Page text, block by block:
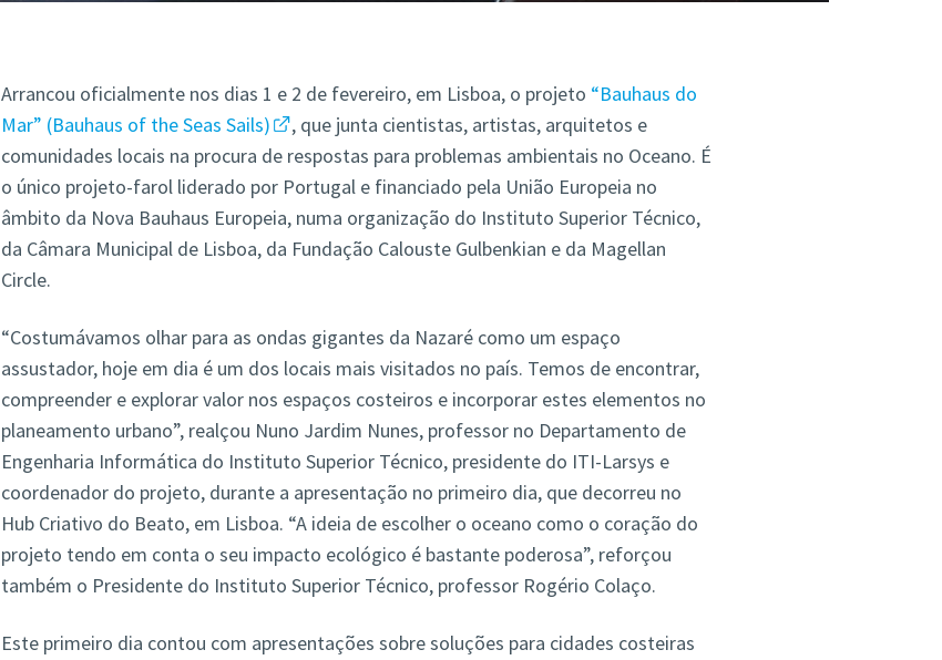
Arrancou oficialmente nos dias 1 e 2 de fevereiro, em Lisboa, o projeto “Bauhaus do
Mar” (Bauhaus of the Seas Sails)
, que junta cientistas, artistas, arquitetos e
comunidades locais na procura de respostas para problemas ambientais no Oceano. É
o único projeto-farol liderado por Portugal e financiado pela União Europeia no
âmbito da Nova Bauhaus Europeia, numa organização do Instituto Superior Técnico,
da Câmara Municipal de Lisboa, da Fundação Calouste Gulbenkian e da Magellan
Circle.
“Costumávamos olhar para as ondas gigantes da Nazaré como um espaço
assustador, hoje em dia é um dos locais mais visitados no país. Temos de encontrar,
compreender e explorar valor nos espaços costeiros e incorporar estes elementos no
planeamento urbano”, realçou Nuno Jardim Nunes, professor no Departamento de
Engenharia Informática do Instituto Superior Técnico, presidente do ITI-Larsys e
coordenador do projeto, durante a apresentação no primeiro dia, que decorreu no
Hub Criativo do Beato, em Lisboa. “A ideia de escolher o oceano como o coração do
projeto tendo em conta o seu impacto ecológico é bastante poderosa”, reforçou
também o Presidente do Instituto Superior Técnico, professor Rogério Colaço.
Este primeiro dia contou com apresentações sobre soluções para cidades costeiras